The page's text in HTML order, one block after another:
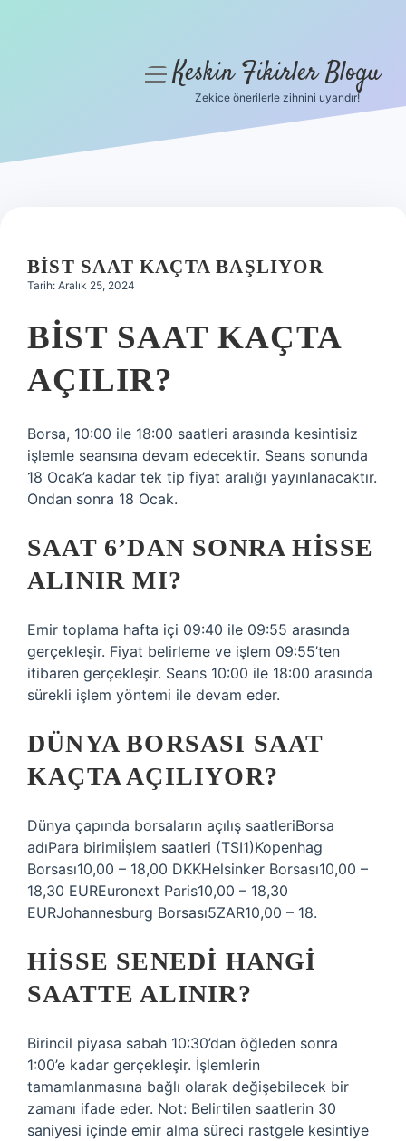
Hakkımızda
menüyüKeskin Fikirler Blogu
Zekice önerilerle zihnini uyandır!
BIST SAAT KAÇTA BAŞLIYOR
Tarih: Aralık 25, 2024
BIST SAAT KAÇTA
AÇILIR?
Borsa, 10:00 ile 18:00 saatleri arasında kesintisiz
işlemle seansına devam edecektir. Seans sonunda
18 Ocak’a kadar tek tip fiyat aralığı yayınlanacaktır.
Ondan sonra 18 Ocak.
SAAT 6’DAN SONRA HISSE
ALINIR MI?
Emir toplama hafta içi 09:40 ile 09:55 arasında
gerçekleşir. Fiyat belirleme ve işlem 09:55’ten
itibaren gerçekleşir. Seans 10:00 ile 18:00 arasında
sürekli işlem yöntemi ile devam eder.
DÜNYA BORSASI SAAT
KAÇTA AÇILIYOR?
Dünya çapında borsaların açılış saatleriBorsa
adıPara birimiİşlem saatleri (TSI1)Kopenhag
Borsası10,00 – 18,00 DKKHelsinker Borsası10,00 –
18,30 EUREuronext Paris10,00 – 18,30
EURJohannesburg Borsası5ZAR10,00 – 18.
HISSE SENEDI HANGI
SAATTE ALINIR?
Birincil piyasa sabah 10:30’dan öğleden sonra
1:00’e kadar gerçekleşir. İşlemlerin
tamamlanmasına bağlı olarak değişebilecek bir
zamanı ifade eder. Not: Belirtilen saatlerin 30
saniyesi içinde emir alma süreci rastgele kesintiye